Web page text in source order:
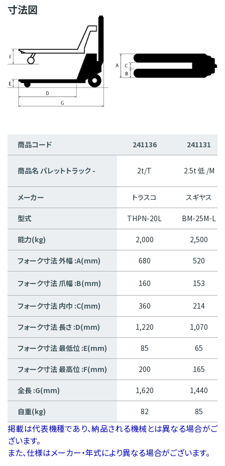
寸法図
商品コード 241136 241131
商品名 パレットトラック - 2t/T 2.5t 低 /M
メーカー トラスコ スギヤス
型式 THPN-20L BM-25M-L
能力(kg) 2,000 2,500
フォーク寸法 外幅 :A(mm) 680 520
フォーク寸法 爪幅 :B(mm) 160 153
フォーク寸法 内巾 :C(mm) 360 214
フォーク寸法 長さ :D(mm) 1,220 1,070
フォーク寸法 最低位 :E(mm) 85 65
フォーク寸法 最高位 :F(mm) 200 165
全長 :G(mm) 1,620 1,440
自重(kg) 82 85
掲載は代表機種であり、納品される機械とは異なる場合がご
ざいます。
また、仕様はメーカー・年式により異なる場合がございます。